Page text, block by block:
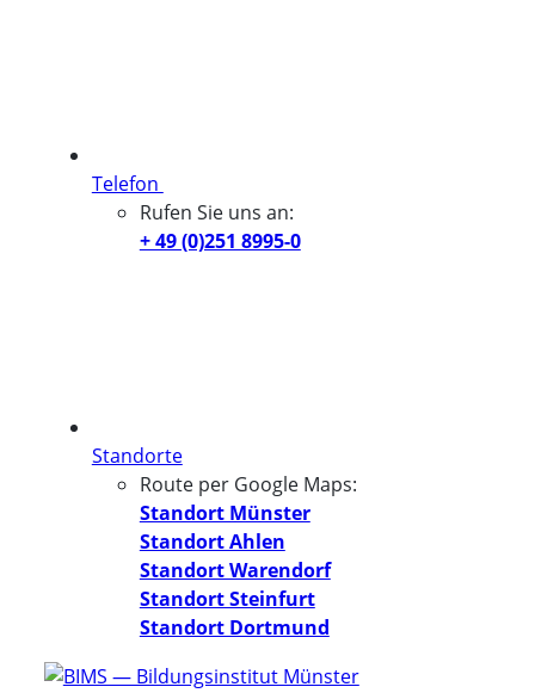
Telefon
Rufen Sie uns an:
+ 49 (0)251 8995-0
Standorte
Route per Google Maps:
Standort Münster
Standort Ahlen
Standort Warendorf
Standort Steinfurt
Standort Dortmund